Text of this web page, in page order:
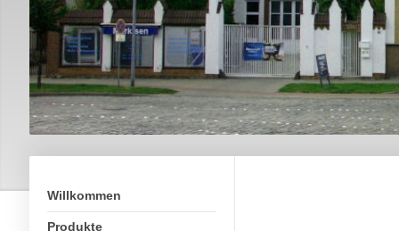
Willkommen
Produkte